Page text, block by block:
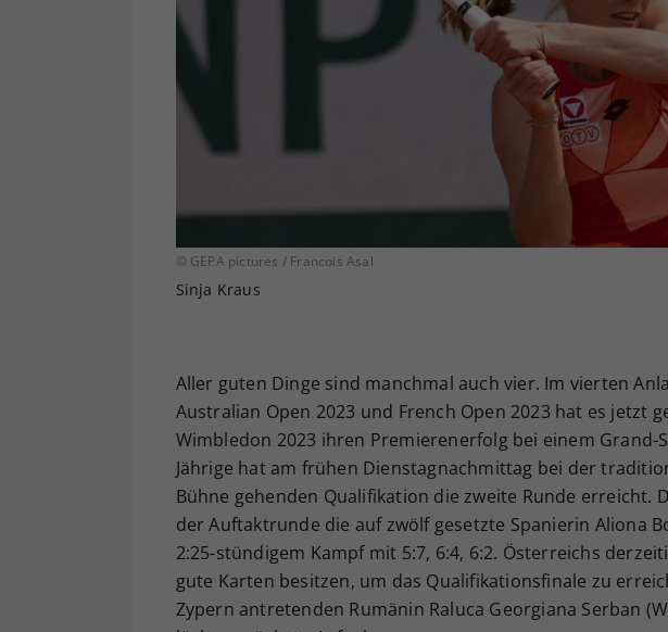
© GEPA pictures / Francois Asal
Sinja Kraus
Aller guten Dinge sind manchmal auch vier. Im vierten
Australian Open 2023 und French Open 2023 hat es jetzt
Wimbledon 2023 ihren Premierenerfolg bei einem Grand-
Jährige hat am frühen Dienstagnachmittag bei der
Bühne gehenden Qualifikation die zweite Runde erreicht.
der Auftaktrunde die auf zwölf gesetzte Spanierin Aliona
2:25-stündigem Kampf mit 5:7, 6:4, 6:2. Österreichs
gute Karten besitzen, um das Qualifikationsfinale zu
Zypern antretenden Rumänin Raluca Georgiana Serban
Ihrer